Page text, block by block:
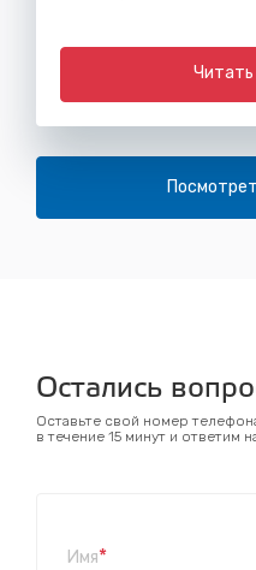
Читать
Остались
Оставьте свой номер
в течение 15 минут и ответим
Имя*